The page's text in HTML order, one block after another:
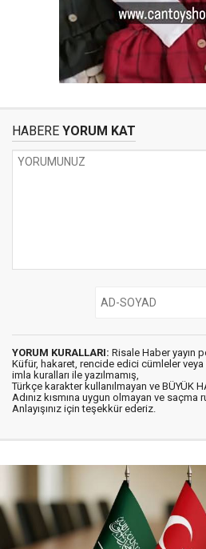
HABERE YORUM KAT
YORUM KURALLARI: Risale Haber yayın
Küfür, hakaret, rencide edici cümleler veya
imla kuralları ile yazılmamış,
Türkçe karakter kullanılmayan ve BÜYÜK
Adınız kısmına uygun olmayan ve saçma
Anlayışınız için teşekkür ederiz.